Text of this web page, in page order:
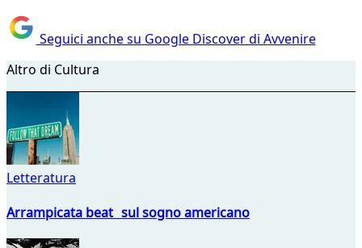
Seguici anche su Google Discover di Avvenire
Altro di Cultura
Letteratura
Arrampicata beat sul sogno americano